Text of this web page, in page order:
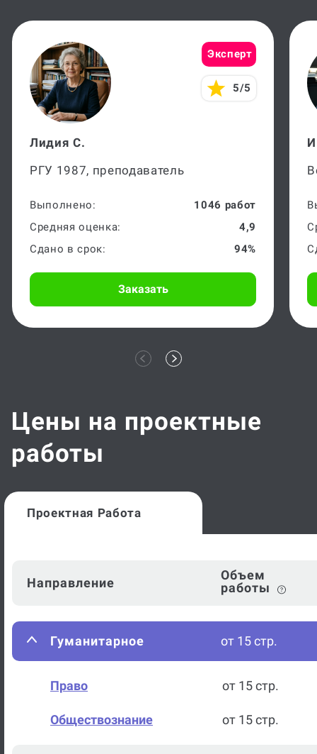
Эксперт
5/5
Лидия С.
РГУ 1987, преподаватель
Выполнено:
1046 работ
Средняя оценка:
4,9
Сдано в срок:
94%
Заказать
Цены на проектные
работы
Проектная Работа
Направление
Объем
работы
Гуманитарное от 15 стр.
Право от 15 стр.
Обществознание от 15 стр.